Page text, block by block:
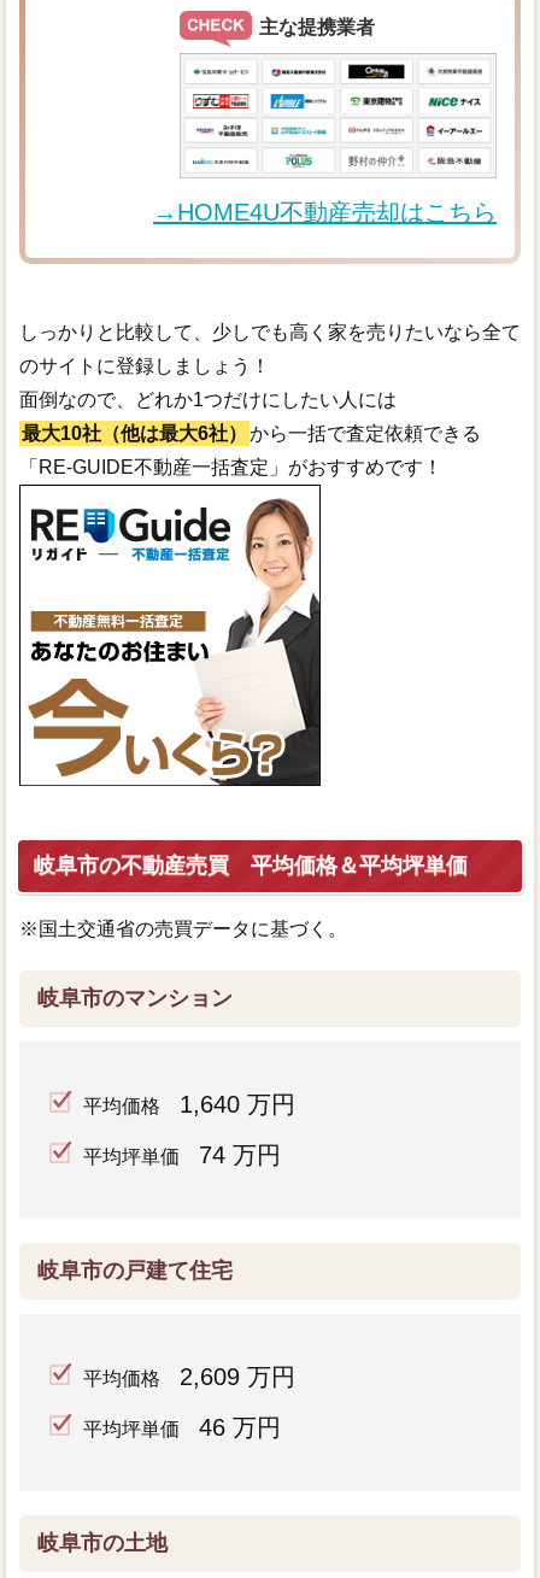
主な提携業者
→HOME4U不動産売却はこちら
しっかりと比較して、少しでも高く家を売りたいなら全て
のサイトに登録しましょう！
面倒なので、どれか1つだけにしたい人には
最大10社（他は最大6社）
から一括で査定依頼できる
「RE-GUIDE不動産一括査定」がおすすめです！
岐阜市の不動産売買 平均価格＆平均坪単価
※国土交通省の売買データに基づく。
岐阜市のマンション
平均価格 1,640 万円
平均坪単価 74 万円
岐阜市の戸建て住宅
平均価格 2,609 万円
平均坪単価 46 万円
岐阜市の土地